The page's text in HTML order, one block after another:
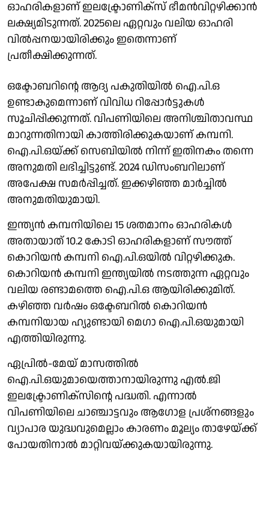
ഓഹരികളാണ് ഇലക്ട്രോണിക്‌സ് ഭീമന്‍വിറ്റഴിക്കാന്‍
ലക്ഷ്യമിടുന്നത്. 2025ലെ ഏറ്റവും വലിയ ഓഹരി
വില്‍പ്പനയായിരിക്കും ഇതെന്നാണ്
പ്രതീക്ഷിക്കുന്നത്.
ഒക്ടോബറിന്റെ ആദ്യ പകുതിയില്‍ ഐ.പി.ഒ
ഉണ്ടാകുമെന്നാണ് വിവിധ റിപ്പോര്‍ട്ടുകള്‍
സൂചിപ്പിക്കുന്നത്. വിപണിയിലെ അനിശ്ചിതാവസ്ഥ
മാറുന്നതിനായി കാത്തിരിക്കുകയാണ് കമ്പനി.
ഐ.പി.ഒയ്ക്ക് സെബിയില്‍ നിന്ന് ഇതിനകം തന്നെ
അനുമതി ലഭിച്ചിട്ടുണ്ട്. 2024 ഡിസംബറിലാണ്
അപേക്ഷ സമര്‍പ്പിച്ചത്. ഇക്കഴിഞ്ഞ മാര്‍ച്ചില്‍
അനുമതിയുമായി.
ഇന്ത്യന്‍ കമ്പനിയിലെ 15 ശതമാനം ഓഹരികള്‍
അതായാത് 10.2 കോടി ഓഹരികളാണ് സൗത്ത്
കൊറിയന്‍ കമ്പനി ഐ.പി.ഒയില്‍ വിറ്റഴിക്കുക.
കൊറിയന്‍ കമ്പനി ഇന്ത്യയില്‍ നടത്തുന്ന ഏറ്റവും
വലിയ രണ്ടാമത്തെ ഐ.പി.ഒ ആയിരിക്കുമിത്.
കഴിഞ്ഞ വര്‍ഷം ഒക്ടേബറില്‍ കൊറിയന്‍
കമ്പനിയായ ഹ്യുണ്ടായി മെഗാ ഐ.പി.ഒയുമായി
എത്തിയിരുന്നു.
ഏപ്രില്‍-മേയ് മാസത്തില്‍
ഐ.പി.ഒയുമായെത്താനായിരുന്നു എല്‍.ജി
ഇലക്ട്രോണിക്‌സിന്റെ പദ്ധതി. എന്നാല്‍
വിപണിയിലെ ചാഞ്ചാട്ടവും ആഗോള പ്രശ്‌നങ്ങളും
വ്യാപാര യുദ്ധവുമെല്ലാം കാരണം മൂല്യം താഴേയ്ക്ക്
പോയതിനാല്‍ മാറ്റിവയ്ക്കുകയായിരുന്നു.